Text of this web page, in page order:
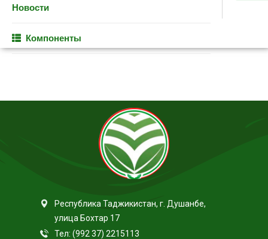
Новости
Компоненты
Республика Таджикистан, г. Душанбе,
улица Бохтар 17
Тел: (992 37) 2215113